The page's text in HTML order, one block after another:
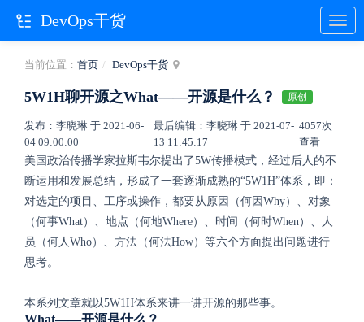
当前位置： 首页 DevOps干货
5W1H聊开源之What——开源是什么？ 原创
发布：李晓琳 于 2021-06-
04 09:00:00
最后编辑：李晓琳 于 2021-07-
13 11:45:17
4057次
查看
美国政治传播学家拉斯韦尔提出了5W传播模式，经过后人的不
断运用和发展总结，形成了一套逐渐成熟的“5W1H”体系，即：
对选定的项目、工序或操作，都要从原因（何因Why）、对象
（何事What）、地点（何地Where）、时间（何时When）、人
员（何人Who）、方法（何法How）等六个方面提出问题进行
思考。
本系列文章就以5W1H体系来讲一讲开源的那些事。
What——开源是什么？
DevOps干货